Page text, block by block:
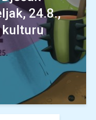
24.8.,
kulturu